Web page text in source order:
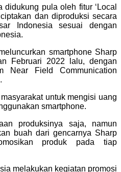
pula oleh fitur ‘Local
dan diproduksi secara
Indonesia sesuai dengan
smartphone Sharp
Februari 2022 lalu, dengan
Near Field Communication
untuk mengisi uang
smartphone.
produksinya saja, namun
buah dari gencarnya Sharp
produk pada tiap
melakukan kegiatan promosi